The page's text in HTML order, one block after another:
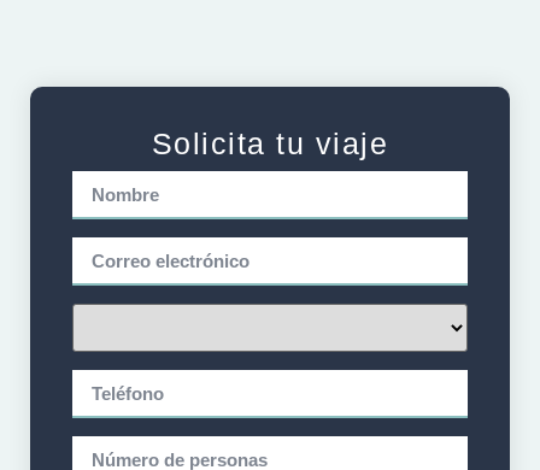
Solicita tu viaje